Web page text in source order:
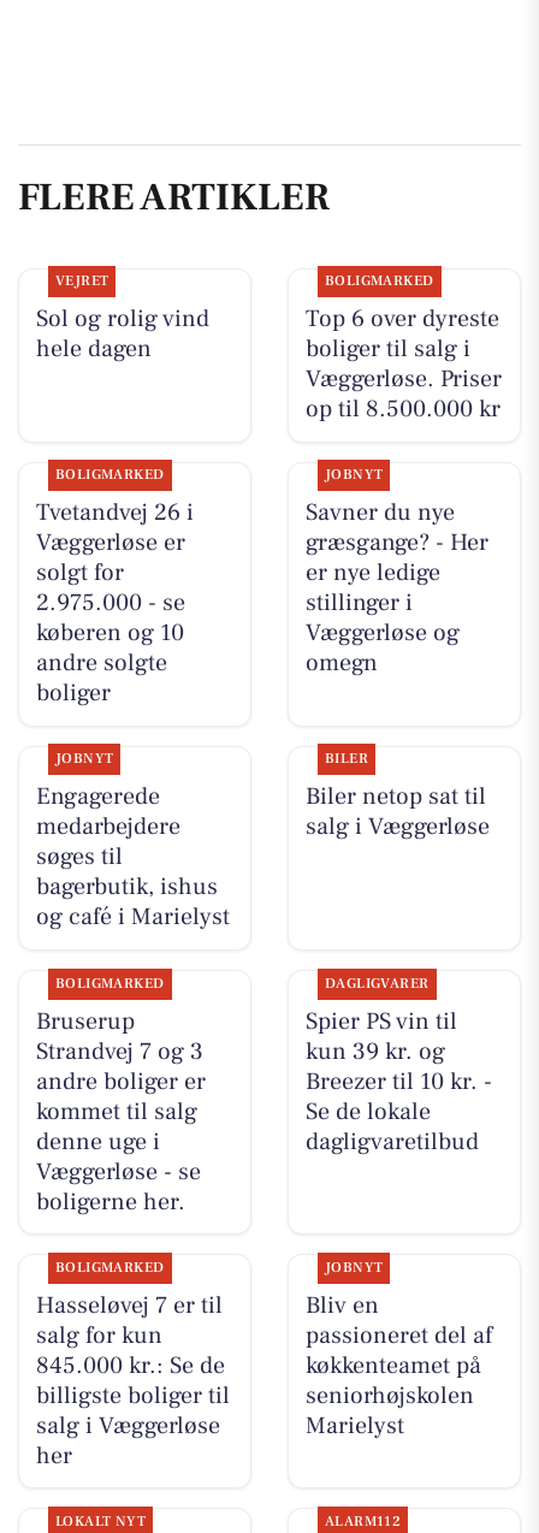
FLERE ARTIKLER
VEJRET
Sol og rolig vind
hele dagen
BOLIGMARKED
Top 6 over dyreste
boliger til salg i
Væggerløse. Priser
op til 8.500.000 kr
BOLIGMARKED
Tvetandvej 26 i
Væggerløse er
solgt for
2.975.000 - se
køberen og 10
andre solgte
boliger
JOBNYT
Savner du nye
græsgange? - Her
er nye ledige
stillinger i
Væggerløse og
omegn
JOBNYT
Engagerede
medarbejdere
søges til
bagerbutik, ishus
og café i Marielyst
BILER
Biler netop sat til
salg i Væggerløse
BOLIGMARKED
Bruserup
Strandvej 7 og 3
andre boliger er
kommet til salg
denne uge i
Væggerløse - se
boligerne her.
DAGLIGVARER
Spier PS vin til
kun 39 kr. og
Breezer til 10 kr. -
Se de lokale
dagligvaretilbud
BOLIGMARKED
Hasseløvej 7 er til
salg for kun
845.000 kr.: Se de
billigste boliger til
salg i Væggerløse
her
JOBNYT
Bliv en
passioneret del af
køkkenteamet på
seniorhøjskolen
Marielyst
LOKALT NYT ALARM112